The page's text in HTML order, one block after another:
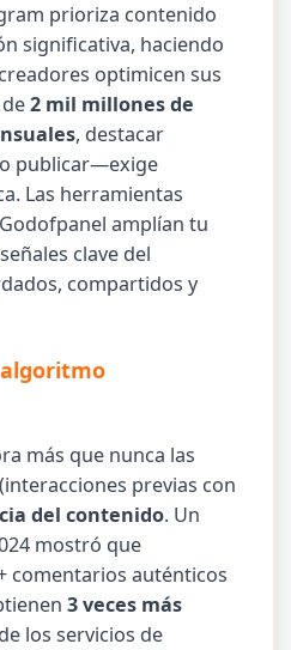
prioriza contenido
significativa, haciendo
optimicen sus
de2 mil millones de
, destacar
publicar—exige
Las herramientas
amplían tu
clave del
compartidos y
más que nunca las
(interacciones previas con
del contenido. Un
mostró que
comentarios auténticos
3 veces más
los servicios de